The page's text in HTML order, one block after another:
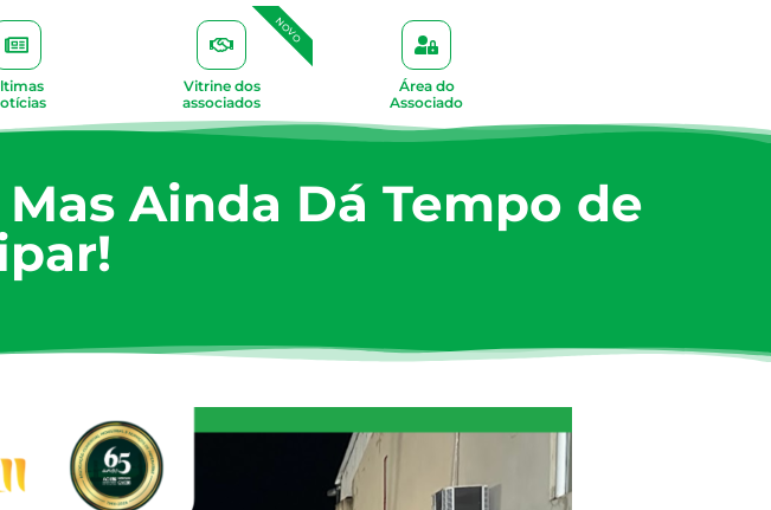
Vitrine dos
associados
NOVO
Área do
Associado
Ainda Dá Tempo de